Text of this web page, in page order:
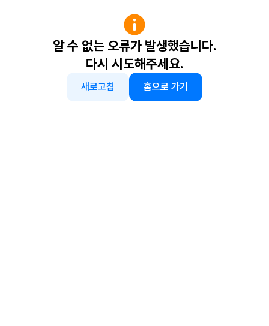
알 수 없는 오류가 발생했습니다.
다시 시도해주세요.
새로고침 홈으로 가기